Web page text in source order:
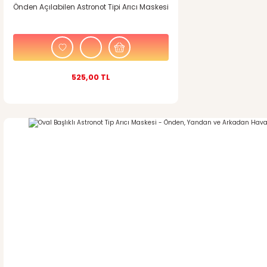
Gönder
Önden Açılabilen Astronot Tipi Arıcı Maskesi
525,00 TL